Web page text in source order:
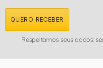
QUERO RECEBER
Respeitamos seus dados: